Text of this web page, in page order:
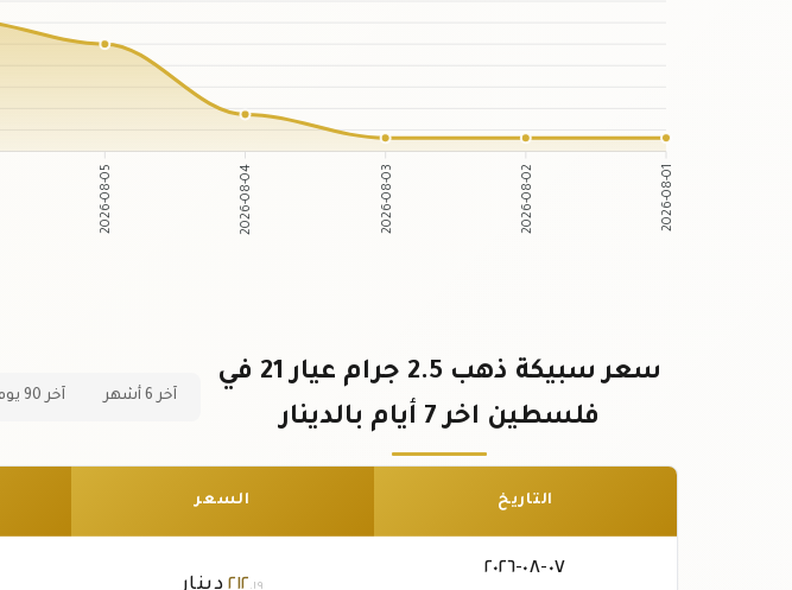
2026-08-05 2026-08-04 2026-08-03 2026-08-02 2026-08-01
سعر سبيكة ذهب 2.5 جرام عيار 21 في
فلسطين اخر 7 أيام بالدينار
آخر 6 أشهر آخر 90 يوم
التاريخ السعر
٠٧-٠٨-٢٠٢٦
.١٩